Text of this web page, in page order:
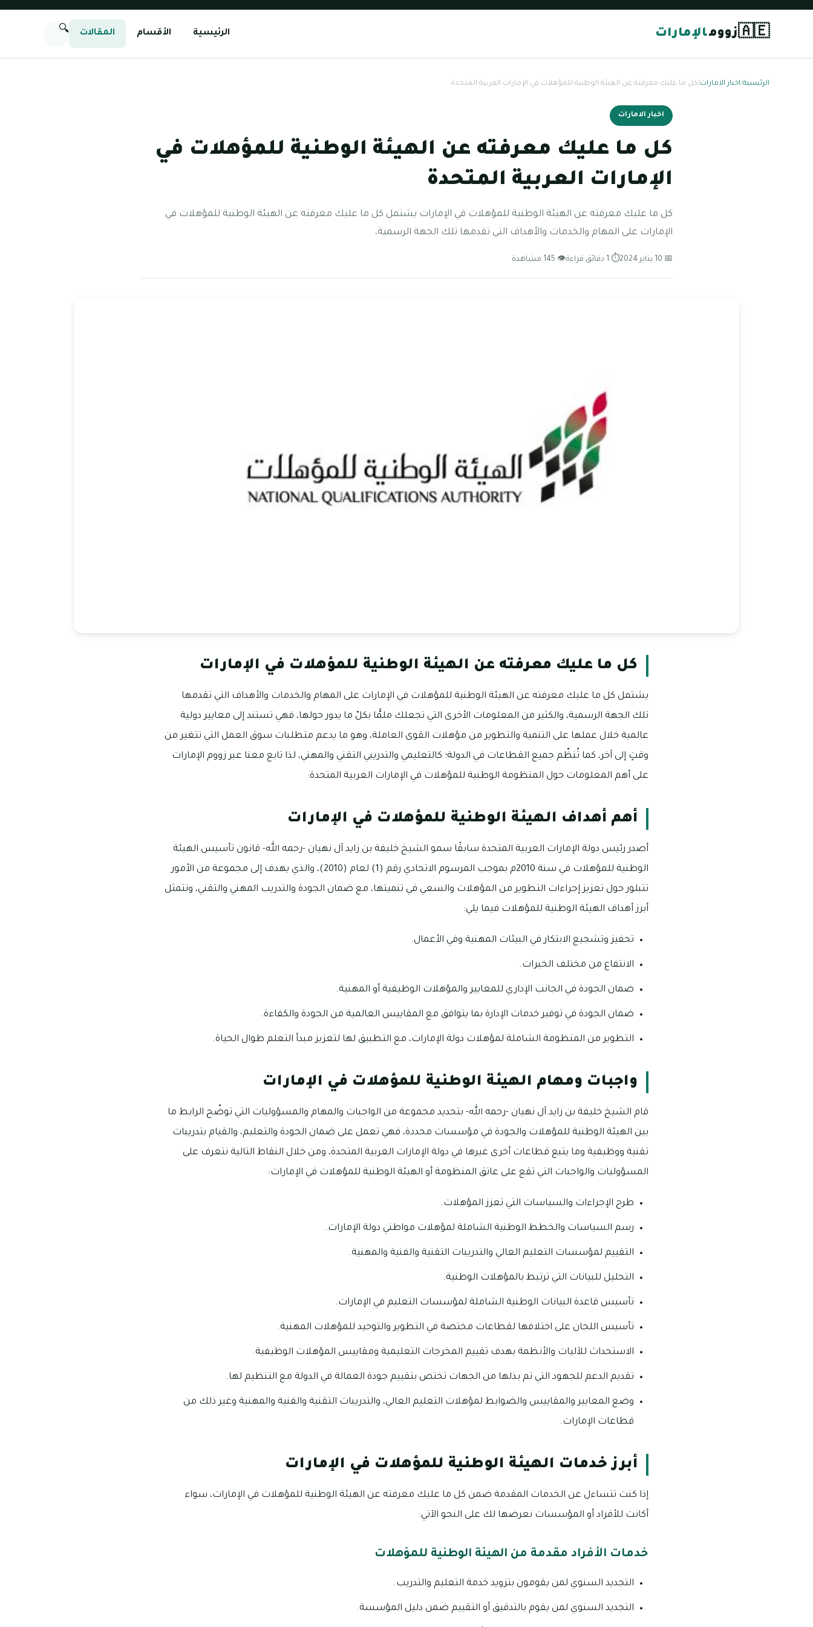
🇦🇪زوومالإمارات الرئيسية الأقسام المقالات 🔍
الرئيسية/اخبار الامارات/كل ما عليك معرفته عن الهيئة الوطنية للمؤهلات في الإمارات العربية المتحدة
اخبار الامارات
كل ما عليك معرفته عن الهيئة الوطنية للمؤهلات في
الإمارات العربية المتحدة
كل ما عليك معرفته عن الهيئة الوطنية للمؤهلات في الإمارات يشتمل كل ما عليك معرفته عن الهيئة الوطنية للمؤهلات في
الإمارات على المهام والخدمات والأهداف التي تقدمها تلك الجهة الرسمية،
📅 10 يناير 2024 ⏱ 1 دقائق قراءة 👁 145 مشاهدة
كل ما عليك معرفته عن الهيئة الوطنية للمؤهلات في الإمارات
يشتمل كل ما عليك معرفته عن الهيئة الوطنية للمؤهلات في الإمارات على المهام والخدمات والأهداف التي تقدمها
تلك الجهة الرسمية، والكثير من المعلومات الأخرى التي تجعلك ملمًّا بكلّ ما يدور حولها، فهي تستند إلى معايير دولية
عالمية خلال عملها على التنمية والتطوير من مؤهلات القوى العاملة، وهو ما يدعم متطلبات سوق العمل التي تتغير من
وقتٍ إلى آخر، كما تُنظّم جميع القطاعات في الدولة؛ كالتعليمي والتدريبي التقني والمهني، لذا تابع معنا عبر زووم الإمارات
على أهم المعلومات حول المنظومة الوطنية للمؤهلات في الإمارات العربية المتحدة:
أهم أهداف الهيئة الوطنية للمؤهلات في الإمارات
أصدر رئيس دولة الإمارات العربية المتحدة سابقًا سمو الشيخ خليفة بن زايد آل نهيان -رحمه الله- قانون تأسيس الهيئة
الوطنية للمؤهلات في سنة 2010م بموجب المرسوم الاتحادي رقم (1) لعام (2010)، والذي يهدف إلى مجموعة من الأمور
تتبلور حول تعزيز إجراءات التطوير من المؤهلات والسعي في تنميتها، مع ضمان الجودة والتدريب المهني والتقني، وتتمثل
أبرز أهداف الهيئة الوطنية للمؤهلات فيما يلي:
تحفيز وتشجيع الابتكار في البيئات المهنية وفي الأعمال.
الانتفاع من مختلف الخبرات.
ضمان الجودة في الجانب الإداري للمعايير والمؤهلات الوظيفية أو المهنية.
ضمان الجودة في توفير خدمات الإدارة بما يتوافق مع المقاييس العالمية من الجودة والكفاءة.
التطوير من المنظومة الشاملة لمؤهلات دولة الإمارات، مع التطبيق لها لتعزيز مبدأ التعلم طوال الحياة.
واجبات ومهام الهيئة الوطنية للمؤهلات في الإمارات
قام الشيخ خليفة بن زايد آل نهيان -رحمه الله- بتحديد مجموعة من الواجبات والمهام والمسؤوليات التي توضّح الرابط ما
بين الهيئة الوطنية للمؤهلات والجودة في مؤسسات محددة، فهي تعمل على ضمان الجودة والتعليم، والقيام بتدريبات
تقنية ووظيفية وما يتبع قطاعات أخرى غيرها في دولة الإمارات العربية المتحدة، ومن خلال النقاط التالية نتعرف على
المسؤوليات والواجبات التي تقع على عاتق المنظومة أو الهيئة الوطنية للمؤهلات في الإمارات:
طرح الإجراءات والسياسات التي تعزز المؤهلات.
رسم السياسات والخطط الوطنية الشاملة لمؤهلات مواطني دولة الإمارات.
التقييم لمؤسسات التعليم العالي والتدريبات التقنية والفنية والمهنية.
التحليل للبيانات التي ترتبط بالمؤهلات الوطنية.
تأسيس قاعدة البيانات الوطنية الشاملة لمؤسسات التعليم في الإمارات.
تأسيس اللجان على اختلافها لقطاعات مختصة في التطوير والتوحيد للمؤهلات المهنية.
الاستحداث للآليات والأنظمة بهدف تقييم المخرجات التعليمية ومقاييس المؤهلات الوظيفية.
تقديم الدعم للجهود التي تم بذلها من الجهات تختص بتقييم جودة العمالة في الدولة مع التنظيم لها.
وضع المعايير والمقاييس والضوابط لمؤهلات التعليم العالي، والتدريبات التقنية والفنية والمهنية وغير ذلك من
قطاعات الإمارات.
أبرز خدمات الهيئة الوطنية للمؤهلات في الإمارات
إذا كنت تتساءل عن الخدمات المقدمة ضمن كل ما عليك معرفته عن الهيئة الوطنية للمؤهلات في الإمارات، سواء
أكانت للأفراد أو المؤسسات نعرضها لك على النحو الآتي:
خدمات الأفراد مقدمة من الهيئة الوطنية للمؤهلات
التجديد السنوي لمن يقومون بتزويد خدمة التعليم والتدريب.
التجديد السنوي لمن يقوم بالتدقيق أو التقييم ضمن دليل المؤسسة.